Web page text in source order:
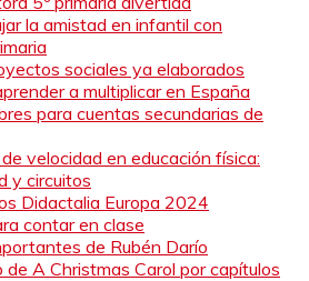
la amistad en infantil con
sociales ya elaborados
a multiplicar en España
para cuentas secundarias de
velocidad en educación física:
y circuitos
Didactalia Europa 2024
contar en clase
de Rubén Darío
de A Christmas Carol por capítulos